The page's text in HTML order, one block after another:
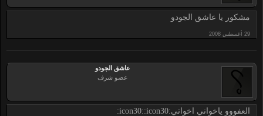
مشكور يا عاشق الجودو
عاشق الجودو
عضو شرف
العفووو ياخواني اخواتي:icon30::icon30: